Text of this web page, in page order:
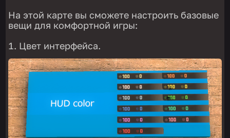
На этой карте вы сможете настроить базовые
вещи для комфортной игры:
Цвет интерфейса.